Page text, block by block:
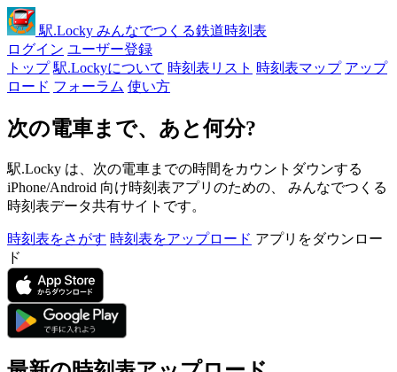
駅.Locky みんなでつくる鉄道時刻表
ログイン ユーザー登録
トップ 駅.Lockyについて 時刻表リスト 時刻表マップ アップ
ロード フォーラム 使い方
次の電車まで、あと何分?
駅.Locky は、次の電車までの時間をカウントダウンする
iPhone/Android 向け時刻表アプリのための、 みんなでつくる
時刻表データ共有サイトです。
時刻表をさがす 時刻表をアップロード アプリをダウンロー
ド